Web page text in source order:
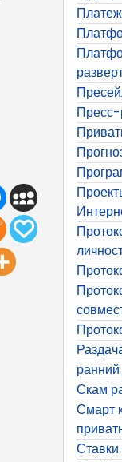
Пресс-
ранний
Скам
Смарт